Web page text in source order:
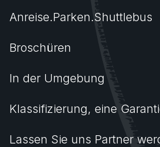
Anreise.Parken.Shuttlebus
Broschüren
In der Umgebung
Klassifizierung, eine
Lassen Sie uns Partner